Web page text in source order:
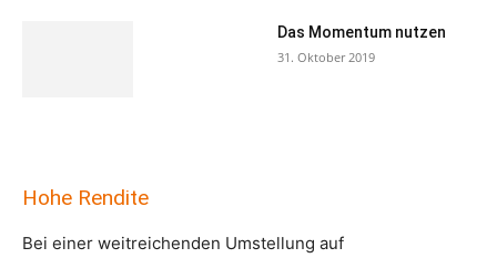
Das Momentum nutzen
31. Oktober 2019
Hohe Rendite
Bei einer weitreichenden Umstellung auf